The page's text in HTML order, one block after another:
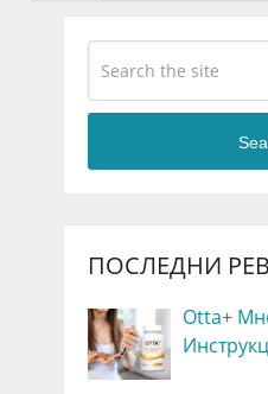
ПОСЛЕДНИ
Otta+